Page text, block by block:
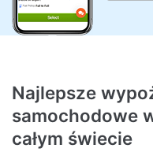
Najlepsze
samochodowe
całym świecie